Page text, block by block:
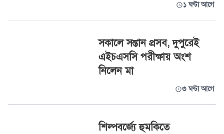
১ ঘণ্টা আগে
সকালে সন্তান প্রসব, দুপুরেই
এইচএসসি পরীক্ষায় অংশ
নিলেন মা
৩ ঘণ্টা আগে
শিল্পবর্জ্যে হুমকিতে